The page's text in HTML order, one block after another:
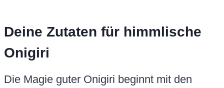
Deine Zutaten für himmlische
Onigiri
Die Magie guter Onigiri beginnt mit den